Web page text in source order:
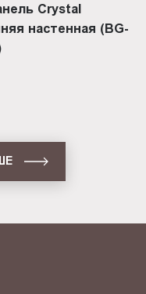
Crystal
настенная (BG-